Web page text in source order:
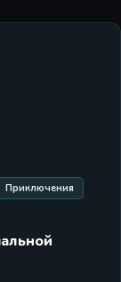
Приключения